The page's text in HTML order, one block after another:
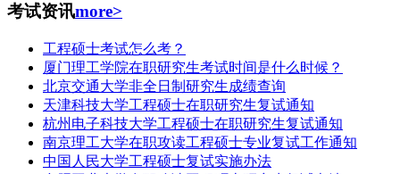
考试资讯more>
工程硕士考试怎么考？
厦门理工学院在职研究生考试时间是什么时候？
北京交通大学非全日制研究生成绩查询
天津科技大学工程硕士在职研究生复试通知
杭州电子科技大学工程硕士在职研究生复试通知
南京理工大学在职攻读工程硕士专业复试工作通知
中国人民大学工程硕士复试实施办法